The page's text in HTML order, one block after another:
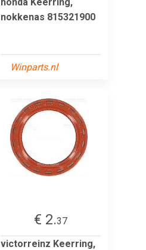
nokkenas 815321900
Winparts.nl
€ 2.37
victorreinz Keerring,